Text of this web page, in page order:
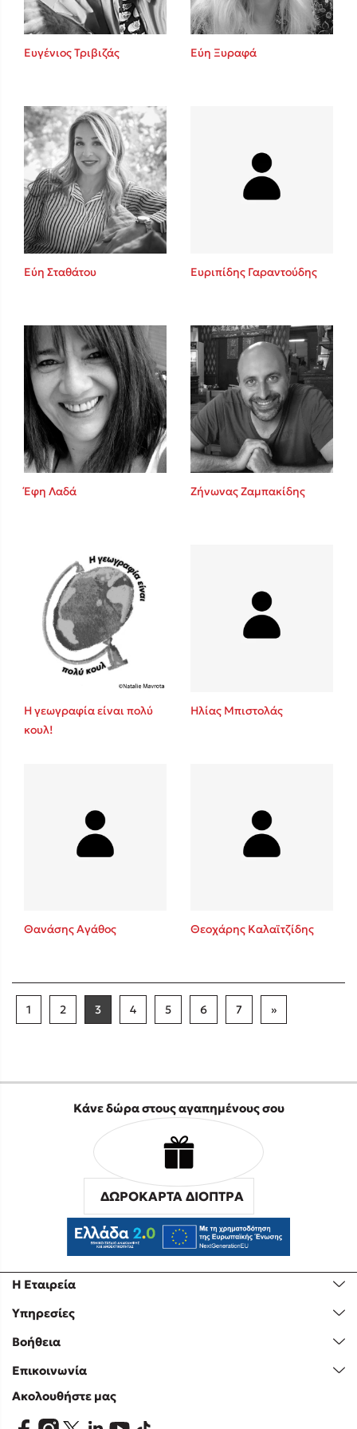
Ευγένιος Τριβιζάς Εύη Ξυραφά
Εύη Σταθάτου Ευριπίδης Γαραντούδης
Έφη Λαδά Ζήνωνας Ζαμπακίδης
Η γεωγραφία είναι πολύ
κουλ!
Ηλίας Μπιστολάς
Θανάσης Αγάθος Θεοχάρης Καλαϊτζίδης
1 2 3 4 5 6 7 »
Η Εταιρεία
Υπηρεσίες
Βοήθεια
Επικοινωνία
Κάνε δώρα στους αγαπημένους σου
ΔΩΡΟΚΑΡΤΑ ΔΙΟΠΤΡΑ
Ακολουθήστε μας